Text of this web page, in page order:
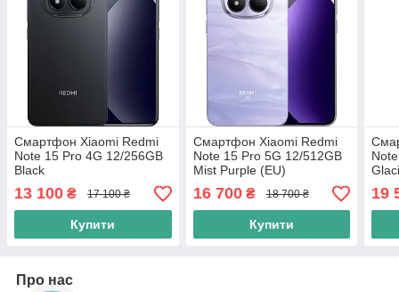
Смартфон Xiaomi Redmi
Note 15 Pro 4G 12/256GB
Black
13 100 ₴ 17 100 ₴
Купити
Смартфон Xiaomi Redmi
Note 15 Pro 5G 12/512GB
Mist Purple (EU)
16 700₴ 18 700 ₴
Купити
19
Про нас